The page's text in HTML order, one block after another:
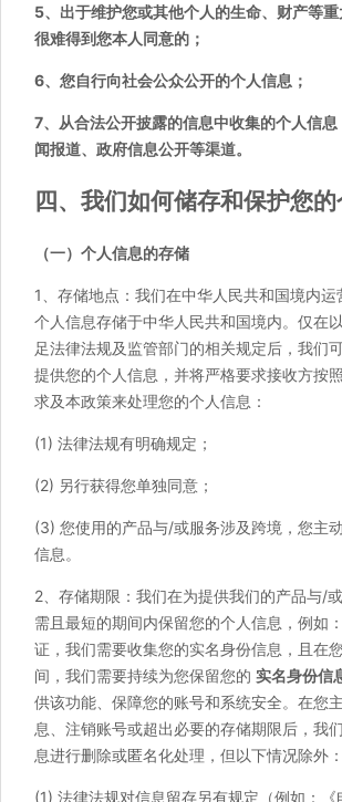
5、出于维护您或其他个人的生命、财产等重
很难得到您本人同意的；
6、您自行向社会公众公开的个人信息；
7、从合法公开披露的信息中收集的个人信
闻报道、政府信息公开等渠道。
四、我们如何储存和保护您
（一）个人信息的存储
1、存储地点：我们在中华人民共和国境内运
个人信息存储于中华人民共和国境内。仅在
足法律法规及监管部门的相关规定后，我们
提供您的个人信息，并将严格要求接收方按
求及本政策来处理您的个人信息：
(1) 法律法规有明确规定；
(2) 另行获得您单独同意；
(3) 您使用的产品与/或服务涉及跨境，您主
信息。
2、存储期限：我们在为提供我们的产品与/
需且最短的期间内保留您的个人信息，例如
证，我们需要收集您的实名身份信息，且在
间，我们需要持续为您保留您的 实名身份信
供该功能、保障您的账号和系统安全。在您
息、注销账号或超出必要的存储期限后，我
息进行删除或匿名化处理，但以下情况除外：
(1) 法律法规对信息留存另有规定（例如：